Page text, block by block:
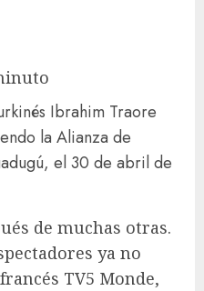
Ibrahim Traore
la Alianza de
el 30 de abril de
de muchas otras.
ya no
TV5 Monde,